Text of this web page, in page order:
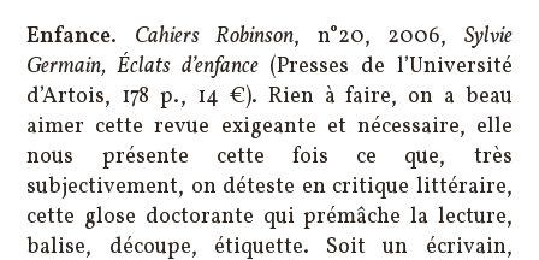
Enfance. Cahiers Robinson, n°20, 2006, Sylvie
Germain, Éclats d’enfance (Presses de l’Université
d’Artois, 178 p., 14 €). Rien à faire, on a beau
aimer cette revue exigeante et nécessaire, elle
nous présente cette fois ce que, très
subjectivement, on déteste en critique littéraire,
cette glose doctorante qui prémâche la lecture,
balise, découpe, étiquette. Soit un écrivain,